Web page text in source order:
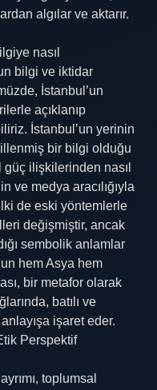
algılar ve aktarır.
nasıl
bilgi ve iktidar
İstanbul’un
açıklanıp
İstanbul’un yerinin
bir bilgi olduğu
ilişkilerinden nasıl
ve medya aracılığıyla
de eski yöntemlerle
değişmiştir, ancak
sembolik anlamlar
hem Asya hem
bir metafor olarak
batılı ve
işaret eder.
Perspektif
toplumsal